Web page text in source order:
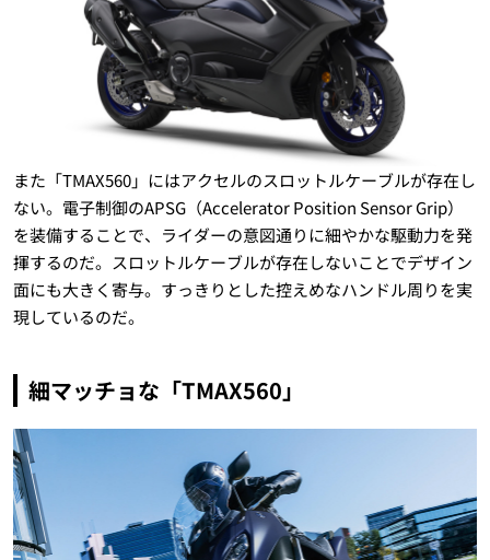
また「TMAX560」にはアクセルのスロットルケーブルが存在し
ない。電子制御のAPSG（Accelerator Position Sensor Grip）
を装備することで、ライダーの意図通りに細やかな駆動力を発
揮するのだ。スロットルケーブルが存在しないことでデザイン
面にも大きく寄与。すっきりとした控えめなハンドル周りを実
現しているのだ。
細マッチョな「TMAX560」